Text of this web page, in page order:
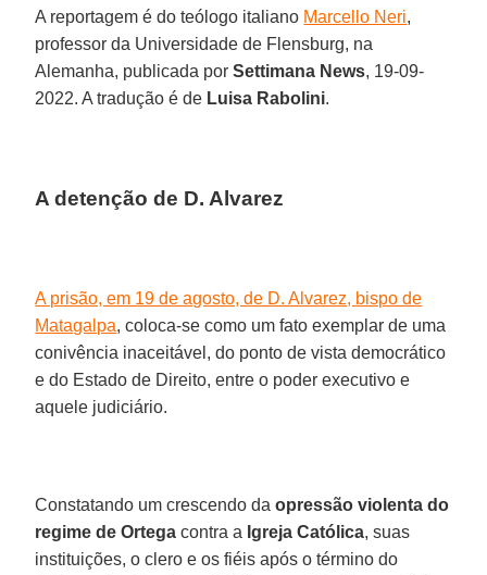
A reportagem é do teólogo italiano Marcello Neri,
professor da Universidade de Flensburg, na
Alemanha, publicada porSettimana News, 19-09-
2022. A tradução é de Luisa Rabolini.
A detenção de D. Alvarez
A prisão, em 19 de agosto, de D. Alvarez, bispo de
Matagalpa, coloca-se como um fato exemplar de uma
conivência inaceitável, do ponto de vista democrático
e do Estado de Direito, entre o poder executivo e
aquele judiciário.
Constatando um crescendo daopressão violenta do
regime de Ortega contra a Igreja Católica, suas
instituições, o clero e os fiéis após o término do